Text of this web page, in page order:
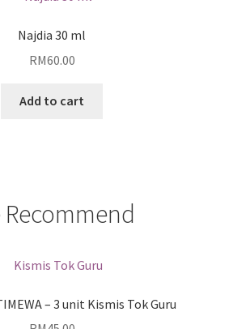
Najdia 30 ml
RM60.00
Add to cart
Recommend
– 3 unit Kismis Tok Guru